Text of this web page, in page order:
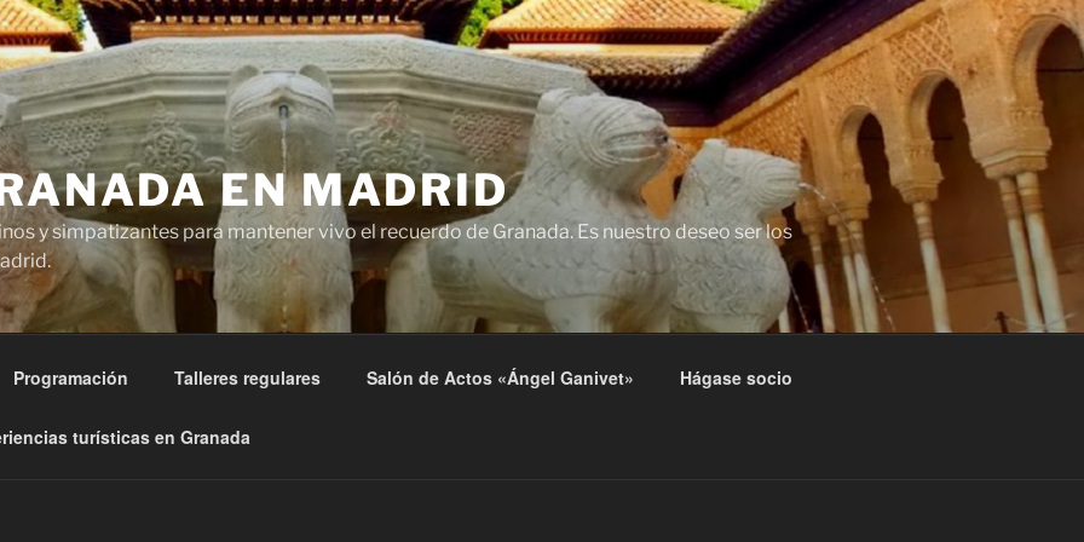
EN MADRID
y simpatizantes para mantener vivo el recuerdo de Granada. Es nuestro deseo ser los
Programación Talleres regulares Salón de Actos «Ángel Ganivet» Hágase socio
turísticas en Granada